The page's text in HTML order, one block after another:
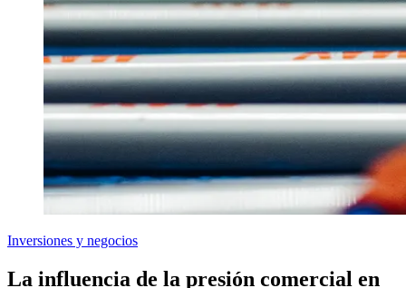
Inversiones y negocios
La influencia de la presión comercial en